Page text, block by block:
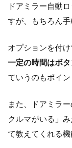
ドアミラー自動
すが、もちろん手
オプションを付け
一定の時間はボ
ていうのもポイン
また、ドアミラ
クルマがいる」
て教えてくれる機